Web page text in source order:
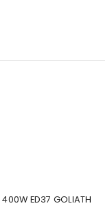
ED37 GOLIATH